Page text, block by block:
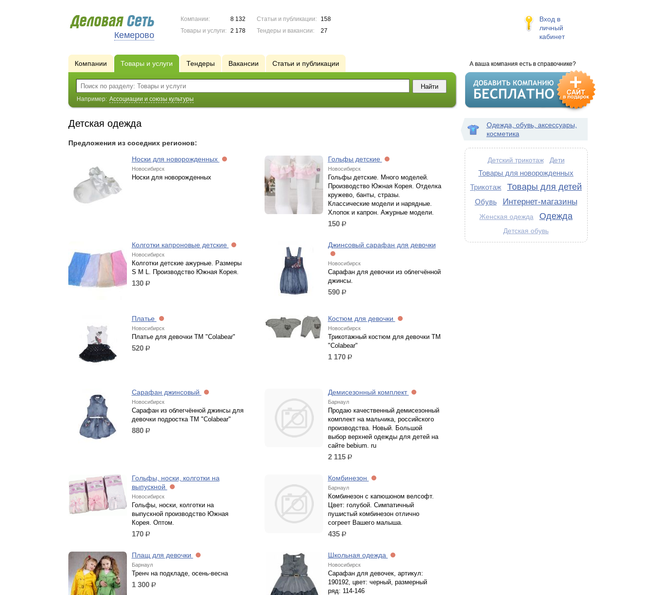
Кемерово
Компании:
8 132
Товары и услуги:
2 178
Статьи и публикации:
158
Тендеры и вакансии:
27
Вход в
личный
кабинет
А ваша компания есть в справочнике?
Компании Товары и услуги Тендеры Вакансии Статьи и публикации
Например: Ассоциации и союзы культуры
Детская одежда
Предложения из соседних регионов:
Носки для новорожденных
Новосибирск
Носки для новорожденных
Гольфы детские
Новосибирск
Гольфы детские. Много моделей.
Производство Южная Корея. Отделка
кружево, банты, стразы.
Классические модели и нарядные.
Хлопок и капрон. Ажурные модели.
150 р.
Колготки капроновые детские
Новосибирск
Колготки детские ажурные. Размеры
S M L. Производство Южная Корея.
130 р.
Джинсовый сарафан для девочки
Новосибирск
Сарафан для девочки из облегчённой
джинсы.
590 р.
Платье
Новосибирск
Платье для девочки ТМ "Colabear"
520 р.
Костюм для девочки
Новосибирск
Трикотажный костюм для девочки ТМ
"Colabear"
1 170 р.
Сарафан джинсовый
Новосибирск
Сарафан из облегчённой джинсы для
девочки подростка ТМ "Colabear"
880 р.
Демисезонный комплект
Барнаул
Продаю качественный демисезонный
комплект на мальчика, российского
производства. Новый. Большой
выбор верхней одежды для детей на
сайте bebium. ru
2 115 р.
Гольфы, носки, колготки на
выпускной
Новосибирск
Гольфы, носки, колготки на
выпускной производство Южная
Корея. Оптом.
170 р.
Комбинезон
Барнаул
Комбинезон с капюшоном велсофт.
Цвет: голубой. Симпатичный
пушистый комбинезон отлично
согреет Вашего малыша.
435 р.
Плащ для девочки
Барнаул
Тренч на подкладе, осень-весна
1 300 р.
Школьная одежда
Новосибирск
Сарафан для девочек, артикул:
190192, цвет: черный, размерный
ряд: 114-146
Одежда, обувь, аксессуары,
косметика
Детский трикотаж Дети
Товары для новорожденных
Трикотаж
Товары для детей
Обувь Интернет-магазины
Женская одежда Одежда
Детская обувь